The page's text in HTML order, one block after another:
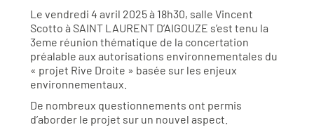
Le vendredi 4 avril 2025 à 18h30, salle Vincent
Scotto à SAINT LAURENT D’AIGOUZE s’est tenu la
3eme réunion thématique de la concertation
préalable aux autorisations environnementales du
« projet Rive Droite » basée sur les enjeux
environnementaux.
De nombreux questionnements ont permis
d’aborder le projet sur un nouvel aspect.